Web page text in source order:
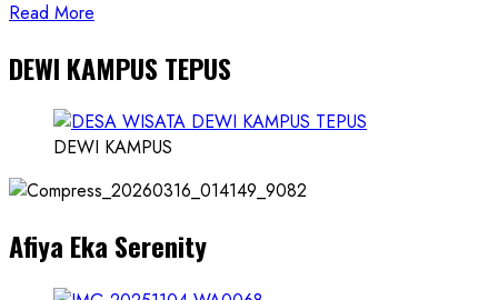
Read More
about
Founder
Konsep
Karnus
Dokter
Ilmuwan
DEWI KAMPUS TEPUS
DEWI KAMPUS
Afiya Eka Serenity